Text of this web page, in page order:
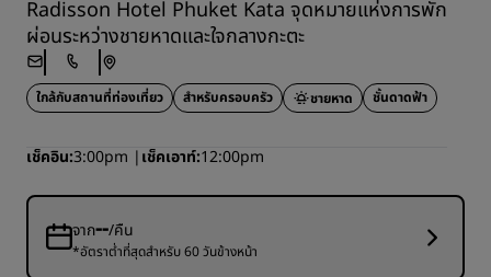
Radisson Hotel Phuket Kata จุดหมายแห่งการพัก
ผ่อนระหว่างชายหาดและใจกลางกะตะ
ใกล้กับสถานที่ท่องเที่ยว สำหรับครอบครัว ชายหาด ชั้นดาดฟ้า
เช็คอิน 3:00pm เช็คเอาท์ 12:00pm
จาก--/คืน
*อัตราต่ำที่สุดสำหรับ 60 วันข้างหน้า